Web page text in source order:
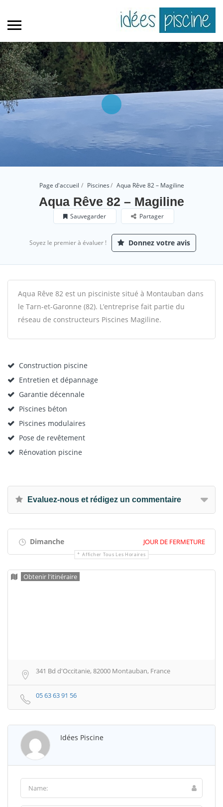
Page d'accueil Piscines Aqua Rêve 82 – Magiline
Aqua Rêve 82 – Magiline
Sauvegarder Partager
Soyez le premier à évaluer ! Donnez votre avis
Aqua Rêve 82 est un pisciniste situé à Montauban dans
le Tarn-et-Garonne (82). L’entreprise fait partie du
réseau de constructeurs Piscines Magiline.
Construction piscine
Entretien et dépannage
Garantie décennale
Piscines béton
Piscines modulaires
Pose de revêtement
Rénovation piscine
Evaluez-nous et rédigez un commentaire
Dimanche JOUR DE FERMETURE
Afficher Tous Les Horaires
Obtenir l'itinéraire
341 Bd d'Occitanie, 82000 Montauban, France
05 63 63 91 56
Idées Piscine